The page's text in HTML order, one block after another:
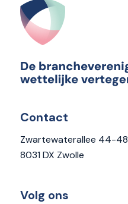
Contact
Zwartewaterallee 44-48
8031 DX Zwolle
Volg ons